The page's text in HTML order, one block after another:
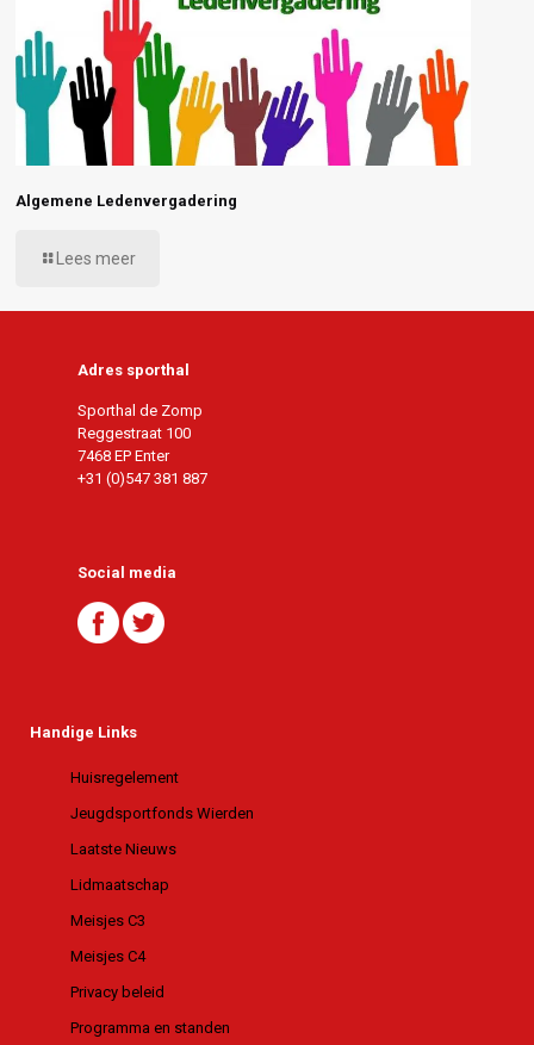
Algemene Ledenvergadering
Lees meer
Adres sporthal
Sporthal de Zomp
Reggestraat 100
7468 EP Enter
+31 (0)547 381 887
Social media
Handige Links
Huisregelement
Jeugdsportfonds Wierden
Laatste Nieuws
Lidmaatschap
Meisjes C3
Meisjes C4
Privacy beleid
Programma en standen